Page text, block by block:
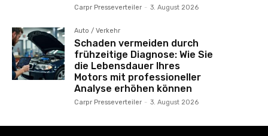
Carpr Presseverteiler - 3. August 2026
Auto / Verkehr
Schaden vermeiden durch
frühzeitige Diagnose: Wie Sie
die Lebensdauer Ihres
Motors mit professioneller
Analyse erhöhen können
Carpr Presseverteiler - 3. August 2026